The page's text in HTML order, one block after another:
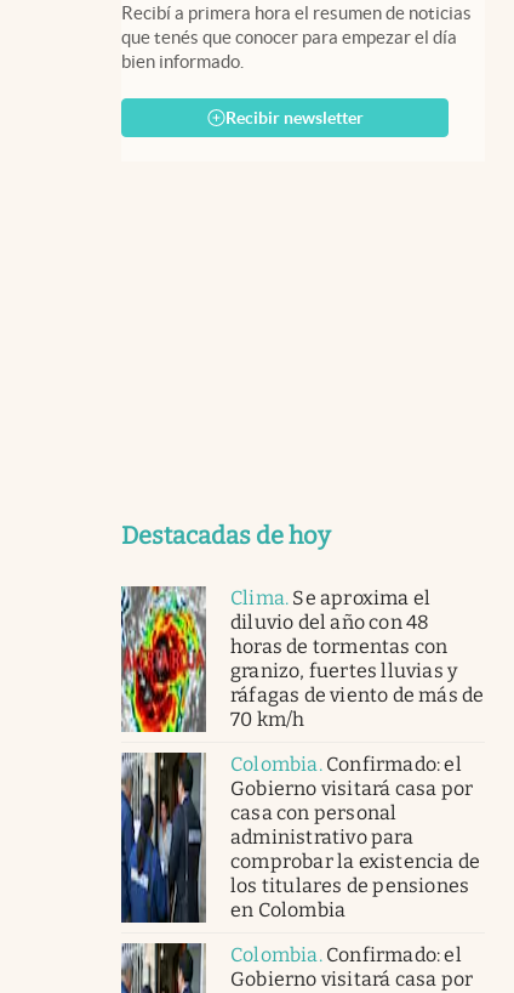
Recibí a primera hora el resumen de noticias
que tenés que conocer para empezar el día
bien informado.
Recibir newsletter
Destacadas de hoy
Clima. Se aproxima el
diluvio del año con 48
horas de tormentas con
granizo, fuertes lluvias y
ráfagas de viento de más de
70 km/h
Colombia. Confirmado: el
Gobierno visitará casa por
casa con personal
administrativo para
comprobar la existencia de
los titulares de pensiones
en Colombia
Colombia. Confirmado: el
Gobierno visitará casa por